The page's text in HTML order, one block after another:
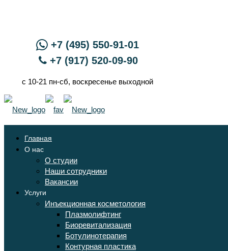
+7 (495) 550-91-01
+7 (917) 520-09-90
с 10-21 пн-сб, воскресенье выходной
Главная
О нас
О студии
Наши сотрудники
Вакансии
Услуги
Инъекционная косметология
Плазмолифтинг
Биоревитализация
Ботулинотерапия
Контурная пластика